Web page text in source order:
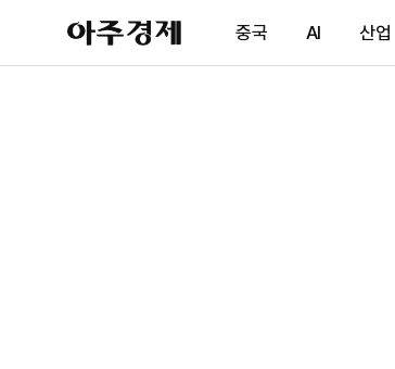
아
주
제
중국 AI 산업